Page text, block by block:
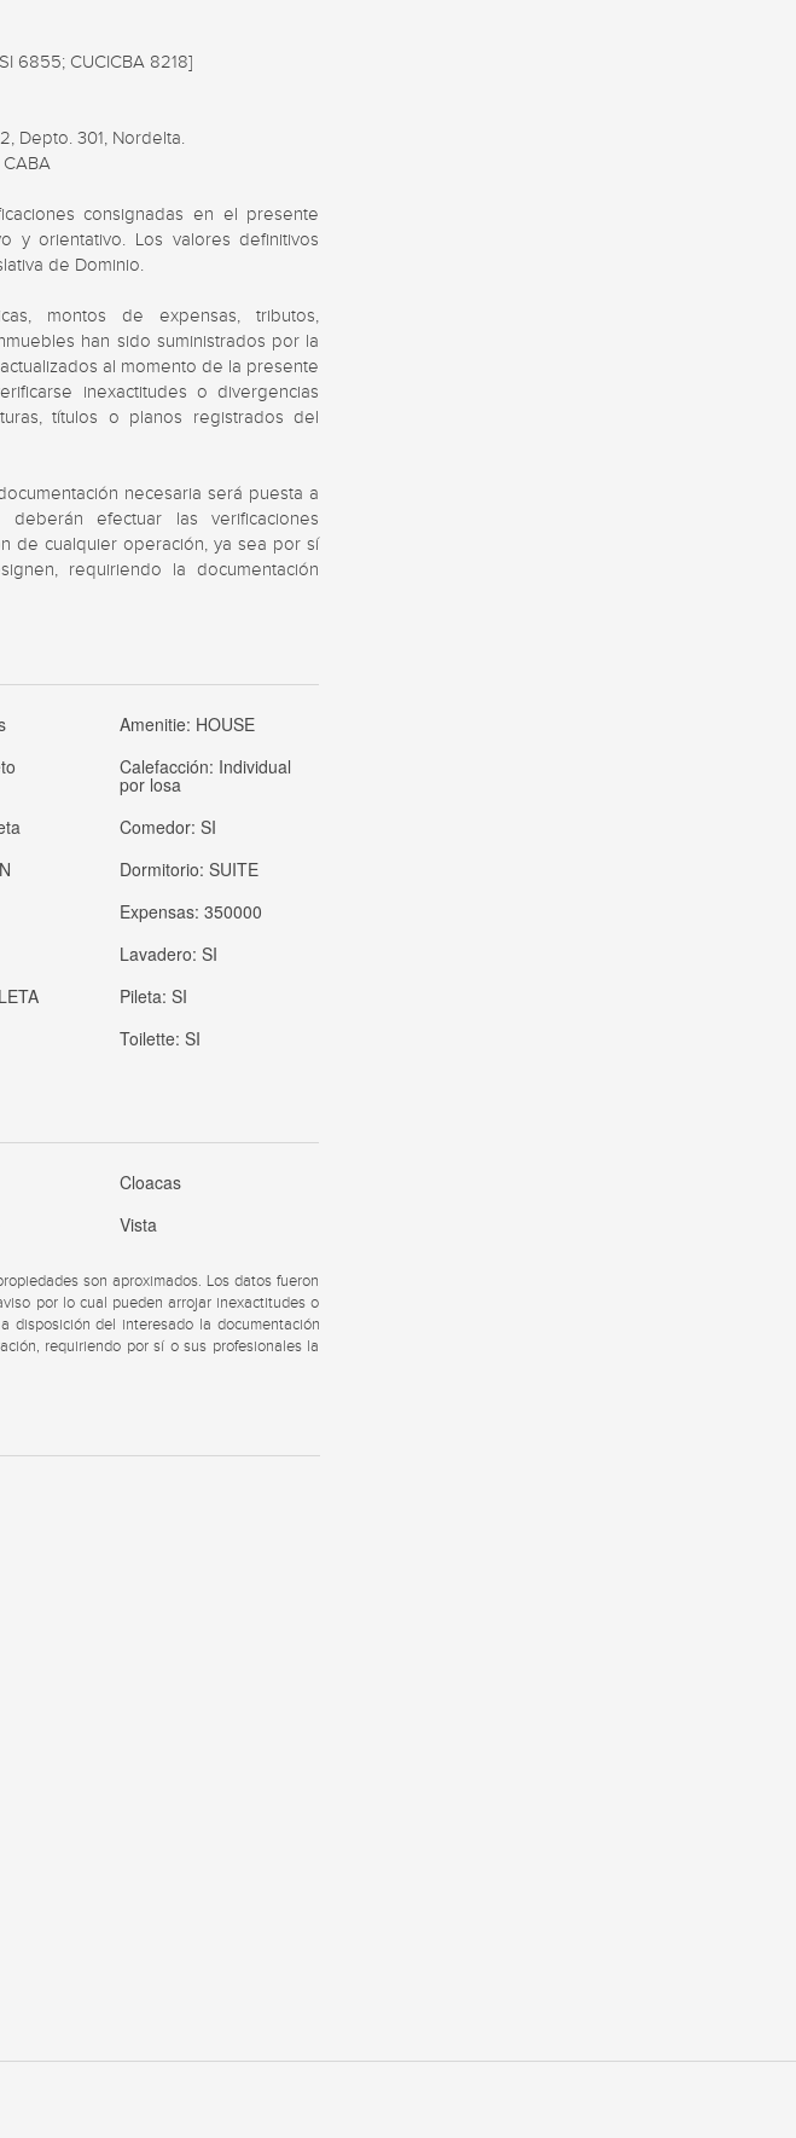
6855; CUCICBA 8218]
Depto. 301, Nordelta.
consignadas en el presente
y orientativo. Los valores definitivos
de Dominio.
montos de expensas, tributos,
han sido suministrados por la
al momento de la presente
inexactitudes o divergencias
títulos o planos registrados del
necesaria será puesta a
efectuar las verificaciones
de cualquier operación, ya sea por sí
requiriendo la documentación
Amenitie: HOUSE
Calefacción: Individual
por losa
Comedor:SI
Dormitorio:SUITE
Expensas:350000
Lavadero:SI
Pileta:SI
Toilette:SI
Cloacas
Vista
son aproximados. Los datos fueron
por lo cual pueden arrojar inexactitudes o
disposición del interesado la documentación
requiriendo por sí o sus profesionales la
5 AMBIENTES